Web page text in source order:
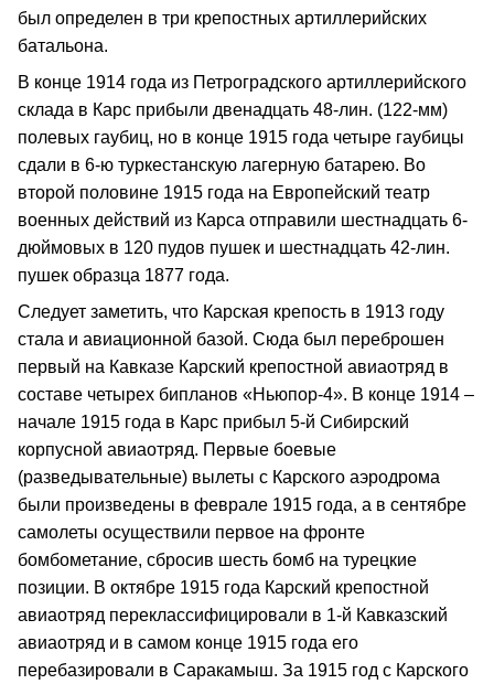
был определен в три крепостных артиллерийских
батальона.
В конце 1914 года из Петроградского артиллерийского
склада в Карс прибыли двенадцать 48-лин. (122-мм)
полевых гаубиц, но в конце 1915 года четыре гаубицы
сдали в 6-ю туркестанскую лагерную батарею. Во
второй половине 1915 года на Европейский театр
военных действий из Карса отправили шестнадцать 6-
дюймовых в 120 пудов пушек и шестнадцать 42-лин.
пушек образца 1877 года.
Следует заметить, что Карская крепость в 1913 году
стала и авиационной базой. Сюда был переброшен
первый на Кавказе Карский крепостной авиаотряд в
составе четырех бипланов «Ньюпор-4». В конце 1914 –
начале 1915 года в Карс прибыл 5-й Сибирский
корпусной авиаотряд. Первые боевые
(разведывательные) вылеты с Карского аэродрома
были произведены в феврале 1915 года, а в сентябре
самолеты осуществили первое на фронте
бомбометание, сбросив шесть бомб на турецкие
позиции. В октябре 1915 года Карский крепостной
авиаотряд переклассифицировали в 1-й Кавказский
авиаотряд и в самом конце 1915 года его
перебазировали в Саракамыш. За 1915 год с Карского